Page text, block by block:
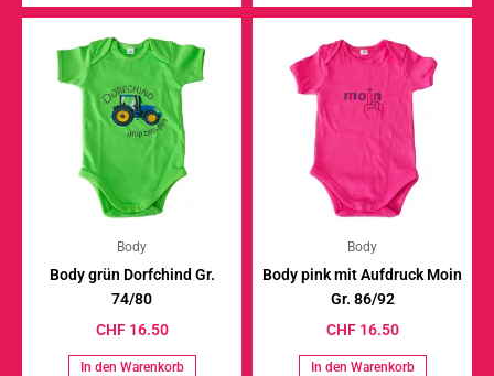
Body
Body grün Dorfchind Gr.
74/80
CHF16.50
In den Warenkorb
Body
Body pink mit Aufdruck Moin
Gr. 86/92
CHF16.50
In den Warenkorb